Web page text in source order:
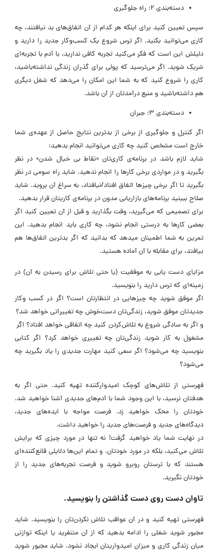
دسته‌بندی ۲: راه جلوگیری
سپس تعیین کنید برای اینکه هر کدام از آن اتفاق‌های بد نیافتند، چه
کاری می‌توانید بکنید. اگر ترس شروع یک کسب‌وکار جدید را دارید و
دلیلش این است که فکر می‌کنید تجربه کافی ندارید، با آدم با تجربه‌ای
شریک شوید. اگر می‌ترسید که پولی برای گذران زندگی نداشته‌باشید،
کاری را شروع کنید که به شما این امکان را می‌دهد که شغل دیگری
هم داشته‌باشید و منبع درآمدتان از آن باشد.
دسته‌بندی ۳: جبران
اگر کنترل و جلوگیری از برخی از بدترین نتایج حاصل از عهده‌ی شما
خارج است مشخص کنید چه کاری می‌توانید انجام بدهید:
شاید لازم باشد در برنامه‌ی کاری‌تان «نقاط بی خیال شدن» در نظر
بگیرید و در مواردی برخی کارها را انجام ندهید. شاید راه سومی در نظر
بگیرید تا اگر برخی چیزها اتفاق افتاد/نیافتاد، به سراغ آن بروید. شاید
صلاح ببینید برنامه‌های بازاریابی مدون در برنامه‌ی کاریتان قرار بدهید.
برای تصمیمی که می‌گیرید، وقت بگذارید و قبل از آن تعیین کنید اگر
بعضی کارها به درستی انجام نشود، چه کاری باید انجام بدهید. این
تمرین به شما اطمینان میدهد که بدانید که اگر بدترین اتفاق‌ها هم
بیافتد، برای مقابله با آن آماده هستید.
مزایای دست یابی به موفقیت (یا حتی تلاش برای رسیدن به آن) در
زمینه‌ای که ترس دارید را بنویسید.
اگر موفق شوید چه چیزهایی در انتظارتان است؟ اگر در کسب و‌کار
جدیدتان موفق شوید، زندگی‌تان دست‌خوش چه تغییراتی خواهد شد؟
و اگر به سادگی شروع به تلاش‌کردن کنید چه اتفاقی خواهد افتاد؟ اگر
مشغول به کار شوید زندگی‌تان چه تغییری خواهد کرد؟ اگر کتابی
بنویسید چه می‌شود؟ اگر سعی کنید مهارت جدیدی را یاد بگیرید چه
می‌شود؟
فهرستی از تلاش‌های کوچک امیدوار‌کننده تهیه کنید. حتی اگر به
هدفتان نرسید، با این وجود شما با آدم‌های جدیدی آشنا خواهید شد.
خودتان را محک خواهید زد. فرصت مواجه با ایده‌های جدید،
دیدگاه‌های جدید و فرصت‌های جدید را خواهید داشت.
در نهایت شما یاد خواهید گرفت! نه تنها در مورد چیزی که برایش
تلاش می‌کنید، بلکه در مورد خودتان. و تمام این‌ها دلایلی قانع‌کننده‌ای
هستند که با ترستان روبرو شوید و فرصت تجربه‌های جدید را از
خودتان نگیرید.
تاوان دست‌ روی‌ دست‌ گذاشتن را بنویسید.
فهرستی تهیه کنید و در آن عواقب تلاش نکردن‌تان را بنویسید. شاید
مجبور شوید شغلی را ادامه بدهید که از آن متنفرید یا اینکه توازنی
میان زندگی کاری و میزان امیدواریتان ایجاد نشود. شاید مجبور شوید